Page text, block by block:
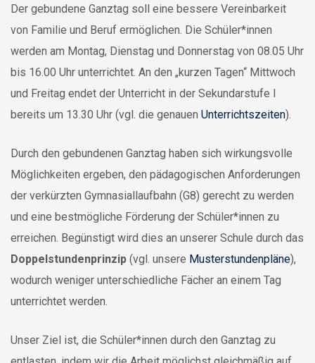
Der gebundene Ganztag soll eine bessere Vereinbarkeit
von Familie und Beruf ermöglichen. Die Schüler*innen
werden am Montag, Dienstag und Donnerstag von 08.05 Uhr
bis 16.00 Uhr unterrichtet. An den „kurzen Tagen“ Mittwoch
und Freitag endet der Unterricht in der Sekundarstufe I
bereits um 13.30 Uhr (vgl. die genauen Unterrichtszeiten).
Durch den gebundenen Ganztag haben sich wirkungsvolle
Möglichkeiten ergeben, den pädagogischen Anforderungen
der verkürzten Gymnasiallaufbahn (G8) gerecht zu werden
und eine bestmögliche Förderung der Schüler*innen zu
erreichen. Begünstigt wird dies an unserer Schule durch das
Doppelstundenprinzip (vgl. unsere Musterstundenpläne),
wodurch weniger unterschiedliche Fächer an einem Tag
unterrichtet werden.
Unser Ziel ist, die Schüler*innen durch den Ganztag zu